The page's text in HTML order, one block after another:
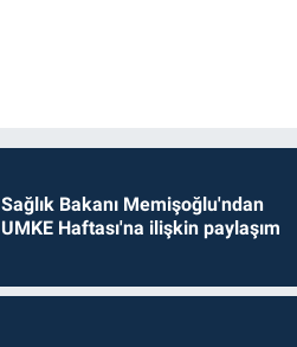
Sağlık Bakanı Memişoğlu'ndan
UMKE Haftası'na ilişkin paylaşım